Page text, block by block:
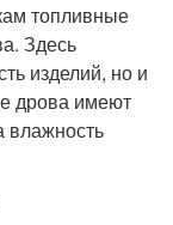
топливные
Здесь
изделий, но и
дрова имеют
влажность